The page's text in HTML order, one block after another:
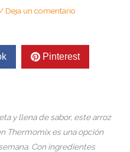
/ Deja un comentario
Pinterest
y llena de sabor, este arroz
Thermomix es una opción
Con ingredientes